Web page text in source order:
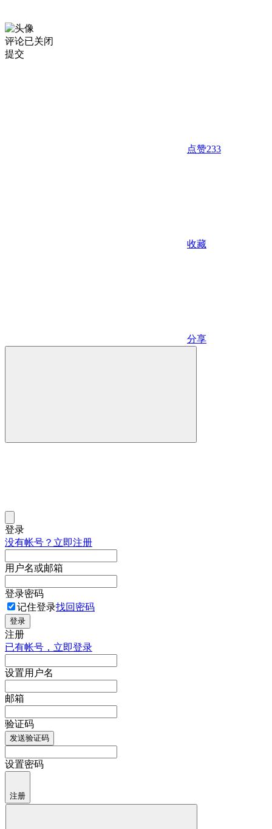
评论已关闭
提交
点赞233
收藏
分享
登录
没有帐号？立即注册
用户名或邮箱
登录密码
记住登录找回密码
登录
注册
已有帐号，立即登录
设置用户名
邮箱
验证码
发送验证码
设置密码
注册